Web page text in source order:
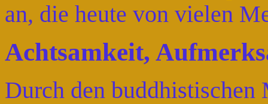
an, die heute von vielen
Achtsamkeit,
Durch den